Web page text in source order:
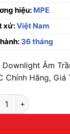
hiệu: MPE
xứ:Việt Nam
36 tháng
Downlight Âm
Chính Hãng, Giá
Downlight Âm Trần